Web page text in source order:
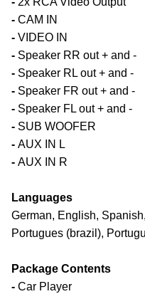
- CAM IN
- VIDEO IN
- Speaker RR out + and -
- Speaker RL out + and -
- Speaker FR out + and -
- Speaker FL out + and -
- SUB WOOFER
- AUX IN L
- AUX IN R
Languages
German, English,
Portugues (brazil),
Package Contents
- Car Player